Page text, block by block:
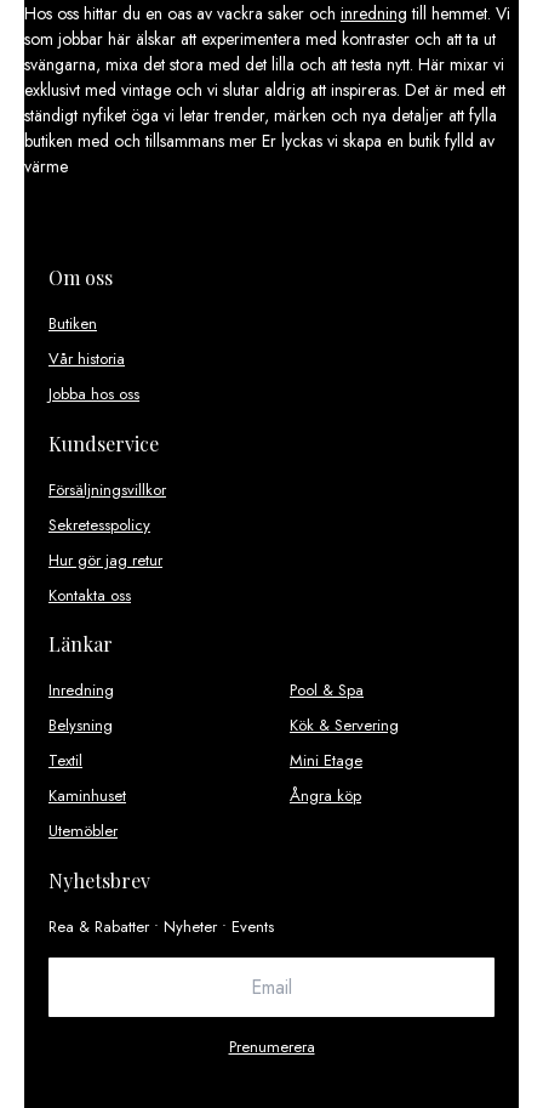
Hos oss hittar du en oas av vackra saker och inredning till hemmet. Vi
som jobbar här älskar att experimentera med kontraster och att ta ut
svängarna, mixa det stora med det lilla och att testa nytt. Här mixar vi
exklusivt med vintage och vi slutar aldrig att inspireras. Det är med ett
ständigt nyfiket öga vi letar trender, märken och nya detaljer att fylla
butiken med och tillsammans mer Er lyckas vi skapa en butik fylld av
värme
Om oss
Butiken
Vår historia
Jobba hos oss
Kundservice
Försäljningsvillkor
Sekretesspolicy
Hur gör jag retur
Kontakta oss
Länkar
Inredning
Belysning
Textil
Kaminhuset
Utemöbler
Pool & Spa
Kök & Servering
Mini Etage
Ångra köp
Nyhetsbrev
Rea & Rabatter • Nyheter • Events
Prenumerera